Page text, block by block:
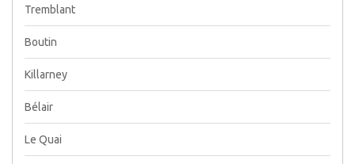
Tremblant
Boutin
Killarney
Bélair
Le Quai